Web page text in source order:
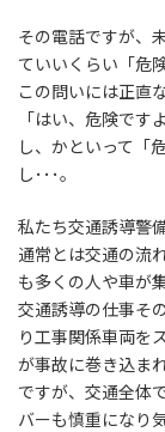
その電話ですが、
ていいくらい「危
この問いには正直
「はい、危険です
し、かといって「
し･･･。
私たち交通誘導警
通常とは交通の流
も多くの人や車が
交通誘導の仕事そ
り工事関係車両を
が事故に巻き込ま
ですが、交通全体
バーも慎重になり